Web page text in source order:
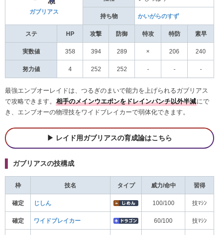
ガブリアス
持ち物 かいがらのすず
ステ HP 攻撃 防御 特攻 特防 素早
実数値 358 394 289 × 206 240
努力値 4 252 252 - - -
最強エンブオーレイドは、つるぎのまいで能力を上げられるガブリアス
で攻略できます。 相手のメインウエポンをドレインパンチ以外半減にで
き、エンブオーの物理技をワイドブレイカーで弱体化できます。
レイド用ガブリアスの育成論はこちら
ガブリアスの技構成
枠 技名 タイプ 威力/命中 習得
確定 じしん 100/100 技ﾏｼﾝ
確定 ワイドブレイカー 60/100 技ﾏｼﾝ